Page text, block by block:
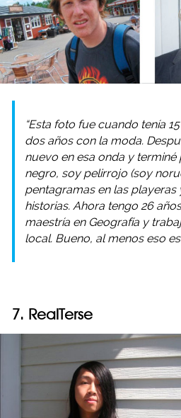
“Esta foto fue cuando tenía
dos años con la moda.
nuevo en esa onda y
negro, soy pelirrojo (soy
pentagramas en las playeras
historias. Ahora tengo 26
maestría en Geografía y
local. Bueno, al menos eso
7. RealTerse